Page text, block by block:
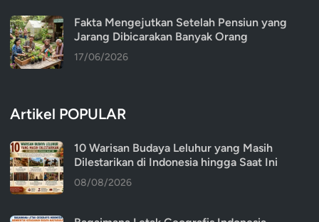
Fakta Mengejutkan Setelah Pensiun yang
Jarang Dibicarakan Banyak Orang
17/06/2026
Artikel POPULAR
10 Warisan Budaya Leluhur yang Masih
Dilestarikan di Indonesia hingga Saat Ini
08/08/2026